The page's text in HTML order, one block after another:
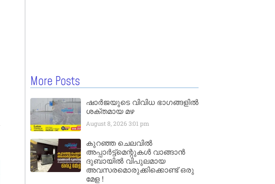
More Posts
ഷാർജയുടെ വിവിധ ഭാഗങ്ങളിൽ
ശക്തമായ മഴ
August 8, 2026 3:01 pm
കുറഞ്ഞ ചെലവിൽ
അപ്പാർട്ട്മെന്റുകൾ വാങ്ങാൻ
ദുബായിൽ വിപുലമായ
അവസരമൊരുക്കിക്കൊണ്ട് ഒരു
മേള !